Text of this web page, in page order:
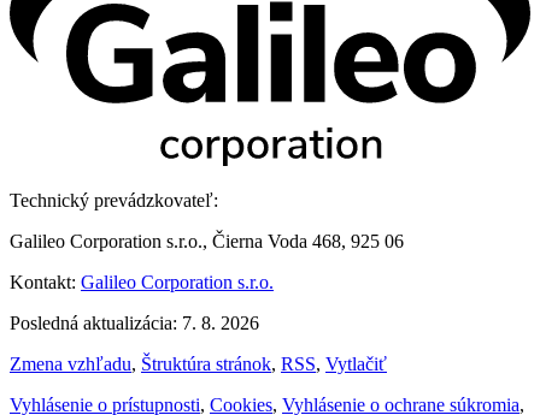
Technický prevádzkovateľ:
Galileo Corporation s.r.o., Čierna Voda 468, 925 06
Kontakt: Galileo Corporation s.r.o.
Posledná aktualizácia: 7. 8. 2026
Zmena vzhľadu, Štruktúra stránok, RSS, Vytlačiť
Vyhlásenie o prístupnosti, Cookies, Vyhlásenie o ochrane súkromia,